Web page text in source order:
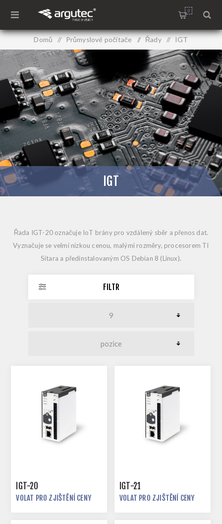
0
Domů / Průmyslové počítače / Řady / IGT
IGT
Řada IGT-20 označuje IoT brány pro vzdálený sběr a přenos dat.
Vyznačuje se velmi nízkou cenou, malými rozměry, procesorem TI
Sitara a předinstalovaným OS Debian 8 (Linux).
FILTR
IGT-20
VOLAT PRO ZJIŠTĚNÍ CENY
IGT-21
VOLAT PRO ZJIŠTĚNÍ CENY